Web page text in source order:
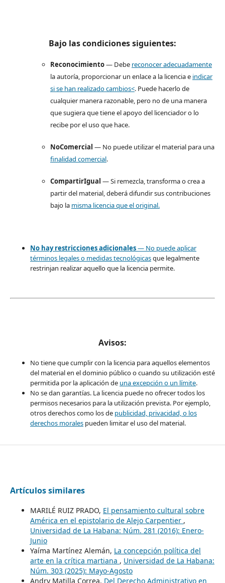
Bajo las condiciones siguientes:
Reconocimiento— Debe reconocer adecuadamente
la autoría, proporcionar un enlace a la licencia e indicar
si se han realizado cambios<. Puede hacerlo de
cualquier manera razonable, pero no de una manera
que sugiera que tiene el apoyo del licenciador o lo
recibe por el uso que hace.
NoComercial — No puede utilizar el material para una
finalidad comercial.
CompartirIgual — Si remezcla, transforma o crea a
partir del material, deberá difundir sus contribuciones
bajo la misma licencia que el original.
No hay restricciones adicionales— No puede aplicar
términos legales o medidas tecnológicasque legalmente
restrinjan realizar aquello que la licencia permite.
Avisos:
No tiene que cumplir con la licencia para aquellos elementos
del material en el dominio público o cuando su utilización esté
permitida por la aplicación de una excepción o un límite.
No se dan garantías. La licencia puede no ofrecer todos los
permisos necesarios para la utilización prevista. Por ejemplo,
otros derechos como los de publicidad, privacidad, o los
derechos moralespueden limitar el uso del material.
Artículos similares
MARILÉ RUIZ PRADO, El pensamiento cultural sobre
América en el epistolario de Alejo Carpentier ,
Universidad de La Habana: Núm. 281 (2016): Enero-
Junio
Yaíma Martínez Alemán, La concepción política del
arte en la crítica martiana , Universidad de La Habana:
Núm. 303 (2025): Mayo-Agosto
Andry Matilla Correa, Del Derecho Administrativo en